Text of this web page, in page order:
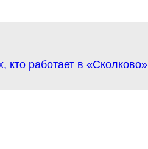
кто работает в «Сколково»